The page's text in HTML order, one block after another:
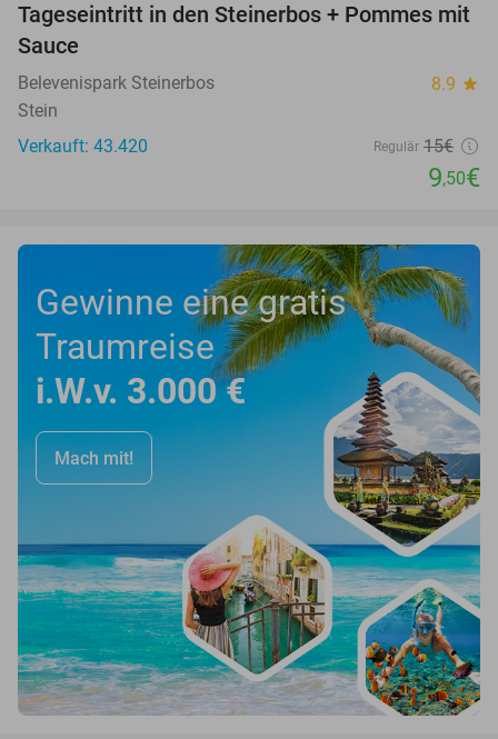
37%
Tageseintritt in den Steinerbos + Pommes mit
Sauce
Belevenispark Steinerbos 8.9 star
Stein
Verkauft: 43.420
Regulär 15€
9,50€
Gewinne eine gratis
Traumreise
i.W.v. 3.000 €
Mach mit!